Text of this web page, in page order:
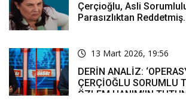
Çerçioğlu, Asli
Parasızlıktan
13 Mart 2026, 19:56
DERİN ANALİZ:
ÇERÇİOĞLU SORUMLU
ÖZLEM HANIM’IN